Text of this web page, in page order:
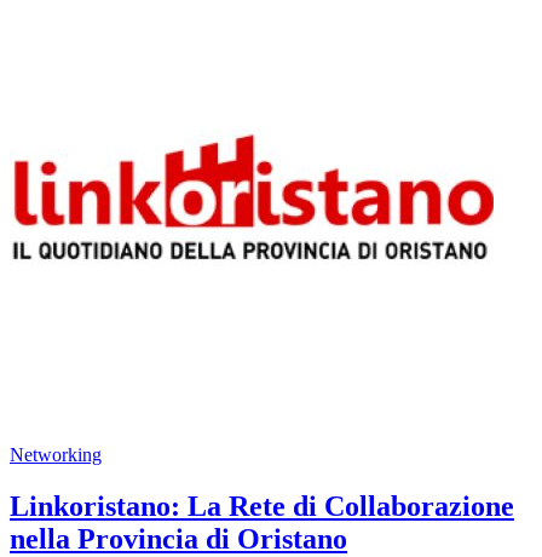
Networking
Linkoristano: La Rete di Collaborazione
nella Provincia di Oristano